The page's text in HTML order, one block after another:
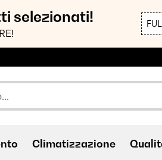
selezionati!
Climatizzazione